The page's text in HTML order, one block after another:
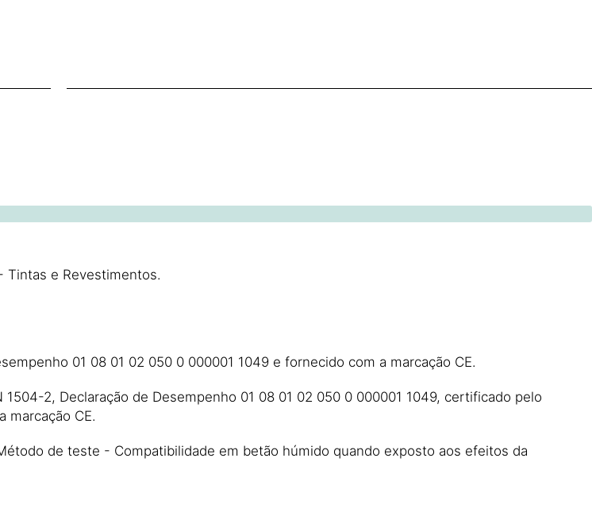
Tintas e Revestimentos.
01 08 01 02 050 0 000001 1049 e fornecido com a marcação CE.
2, Declaração de Desempenho 01 08 01 02 050 0 000001 1049, certificado pelo
marcação CE.
de teste - Compatibilidade em betão húmido quando exposto aos efeitos da